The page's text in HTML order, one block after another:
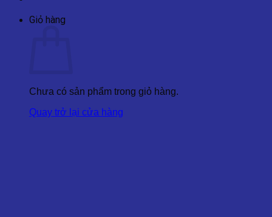
Giỏ hàng
Chưa có sản phẩm trong giỏ hàng.
Quay trở lại cửa hàng